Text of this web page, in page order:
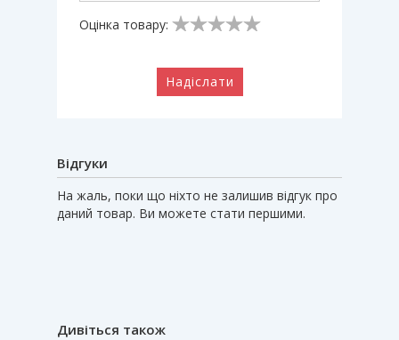
Оцінка товару:
Надіслати
Відгуки
На жаль, поки що ніхто не залишив відгук про
даний товар. Ви можете стати першими.
Дивіться також